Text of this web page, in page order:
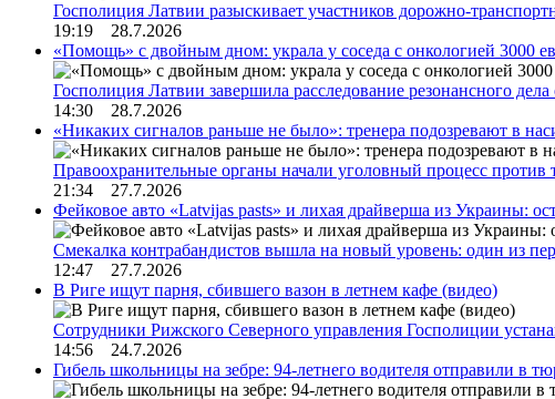
Госполиция Латвии разыскивает участников дорожно-
19:19 28.7.2026
«Помощь» с двойным дном: украла у соседа с онкологией 3000
Госполиция Латвии завершила расследование резонансного
14:30 28.7.2026
«Никаких сигналов раньше не было»: тренера подозревают в
Правоохранительные органы начали уголовный процесс
21:34 27.7.2026
Фейковое авто «Latvijas pasts» и лихая драйверша из Украины:
Смекалка контрабандистов вышла на новый уровень: один из
12:47 27.7.2026
В Риге ищут парня, сбившего вазон в летнем кафе (видео)
Сотрудники Рижского Северного управления Госполиции
14:56 24.7.2026
Гибель школьницы на зебре: 94-летнего водителя отправили в